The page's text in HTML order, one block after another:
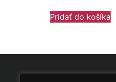
Pridať do košíka